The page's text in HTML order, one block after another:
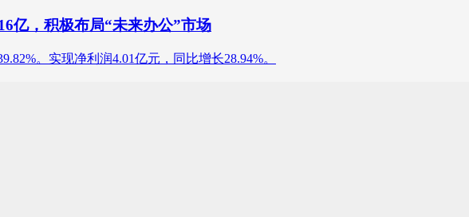
亿，积极布局“未来办公”市场
。实现净利润4.01亿元，同比增长28.94%。